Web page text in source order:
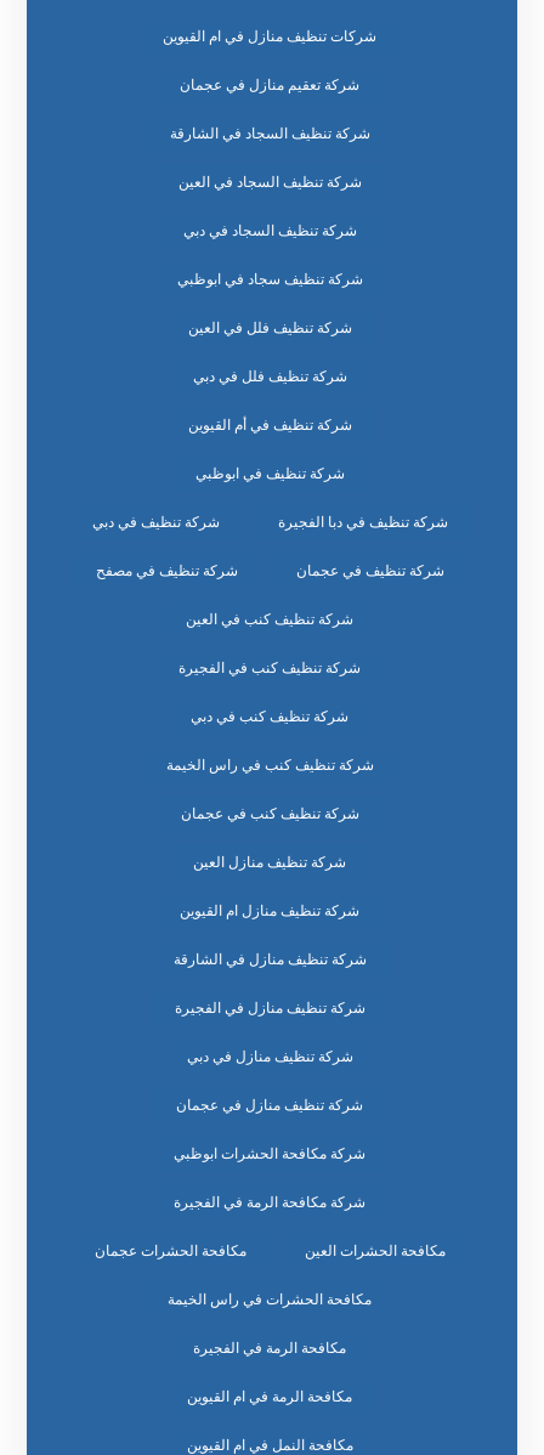
شركات تنظيف منازل في ام القيوين
شركة تعقيم منازل في عجمان
شركة تنظيف السجاد في الشارقة
شركة تنظيف السجاد في العين
شركة تنظيف السجاد في دبي
شركة تنظيف سجاد في ابوظبي
شركة تنظيف فلل في العين
شركة تنظيف فلل في دبي
شركة تنظيف في أم القيوين
شركة تنظيف في ابوظبي
شركة تنظيف في دبا الفجيرة شركة تنظيف في دبي
شركة تنظيف في عجمان شركة تنظيف في مصفح
شركة تنظيف كنب في العين
شركة تنظيف كنب في الفجيرة
شركة تنظيف كنب في دبي
شركة تنظيف كنب في راس الخيمة
شركة تنظيف كنب في عجمان
شركة تنظيف منازل العين
شركة تنظيف منازل ام القيوين
شركة تنظيف منازل في الشارقة
شركة تنظيف منازل في الفجيرة
شركة تنظيف منازل في دبي
شركة تنظيف منازل في عجمان
شركة مكافحة الحشرات ابوظبي
شركة مكافحة الرمة في الفجيرة
مكافحة الحشرات العين مكافحة الحشرات عجمان
مكافحة الحشرات في راس الخيمة
مكافحة الرمة في الفجيرة
مكافحة الرمة في ام القيوين
مكافحة النمل في ام القيوين